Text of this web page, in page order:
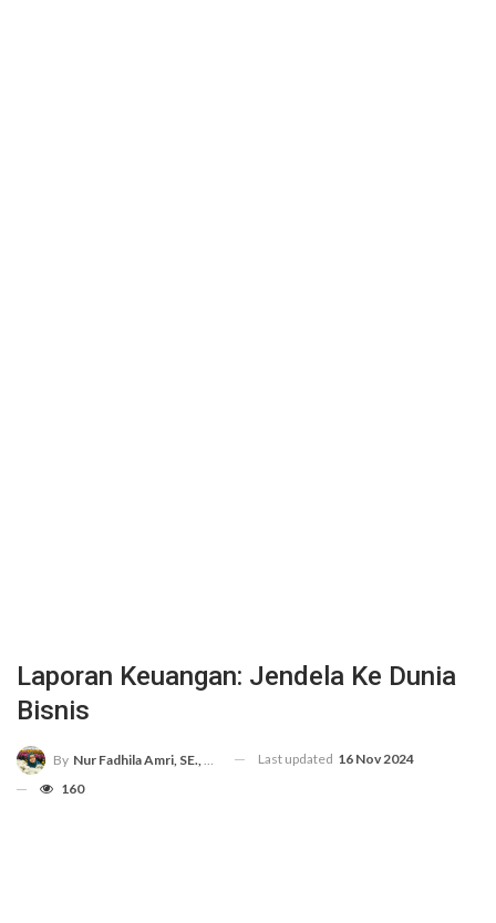
Laporan Keuangan: Jendela Ke Dunia
Bisnis
By Nur Fadhila Amri, SE., Ak., M.Si Last updated 16 Nov 2024
160